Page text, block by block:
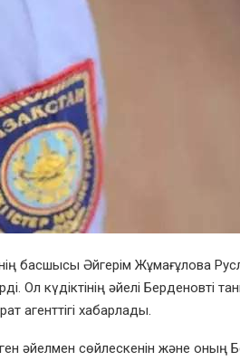
басшысы Әйгерім Жұмағұлова
Ол күдіктінің әйелі Берденовті
агенттігі хабарлады.
әйелмен сөйлескенін және оның